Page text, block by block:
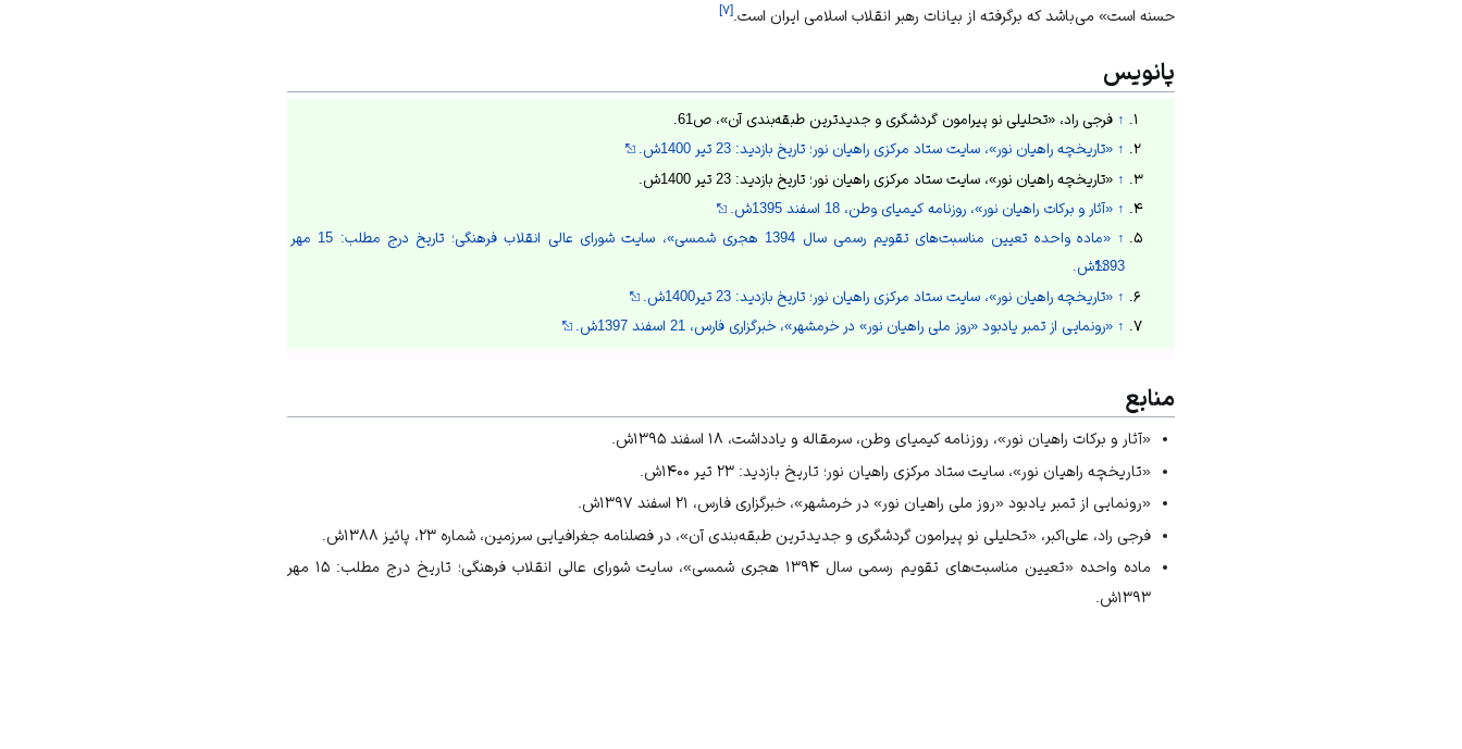
حسنه است» می‌باشد که برگرفته از بیانات رهبر انقلاب اسلامی ایران است. [۷]
پانویس
↑ فرجی راد، «تحلیلی نو پیرامون گردشگری و جدیدترین طبقه‌بندی آن»، ص61.
↑ «تاریخچه راهیان نور»، سایت ستاد مرکزی راهیان نور؛ تاریخ بازدید: 23 تیر 1400ش.
↑ «تاریخچه راهیان نور»، سایت ستاد مرکزی راهیان نور؛ تاریخ بازدید: 23 تیر 1400ش.
↑ «آثار و برکات راهیان نور»، روزنامه کیمیای وطن، 18 اسفند 1395ش.
↑
«ماده واحده تعیین مناسبت‌های تقویم رسمی سال 1394 هجری شمسی»، سایت شورای عالی انقلاب فرهنگی؛ تاریخ درج مطلب: 15 مهر
1393ش.
↑ «تاریخچه راهیان نور»، سایت ستاد مرکزی راهیان نور؛ تاریخ بازدید: 23 تیر1400ش.
↑ «رونمایی از تمبر یادبود «روز ملی راهیان نور» در خرمشهر»، خبرگزاری فارس، 21 اسفند 1397ش.
منابع
«آثار و برکات راهیان نور»، روزنامه کیمیای وطن، سرمقاله و یادداشت، ۱۸ اسفند ۱۳۹۵ش.
«تاریخچه راهیان نور»، سایت ستاد مرکزی راهیان نور؛ تاریخ بازدید: ۲۳ تیر ۱۴۰۰ش.
«رونمایی از تمبر یادبود «روز ملی راهیان نور» در خرمشهر»، خبرگزاری فارس، ۲۱ اسفند ۱۳۹۷ش.
فرجی راد، علی‌اکبر، «تحلیلی نو پیرامون گردشگری و جدیدترین طبقه‌بندی آن»، در فصلنامه جغرافیایی سرزمین، شماره ۲۳، پائیز ۱۳۸۸ش.
ماده واحده «تعیین مناسبت‌های تقویم رسمی سال ۱۳۹۴ هجری شمسی»، سایت شورای عالی انقلاب فرهنگی؛ تاریخ درج مطلب: ۱۵ مهر
۱۳۹۳ش.